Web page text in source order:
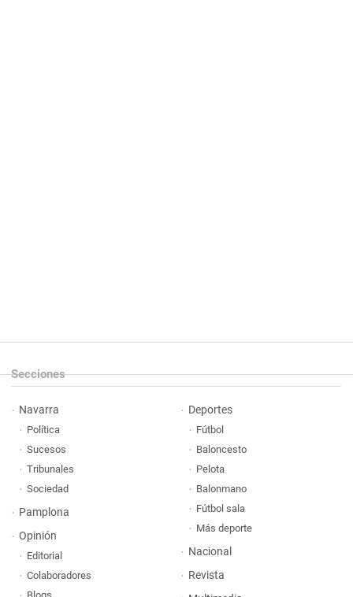
Secciones
Navarra
Política
Sucesos
Tribunales
Sociedad
Pamplona
Opinión
Editorial
Colaboradores
Deportes
Fútbol
Baloncesto
Pelota
Balonmano
Fútbol sala
Más deporte
Nacional
Revista